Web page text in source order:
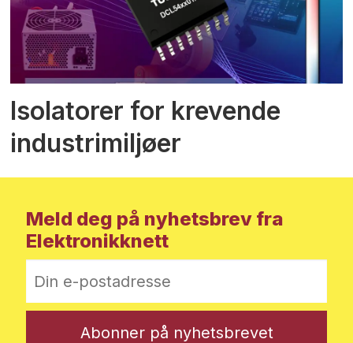
Isolatorer for krevende
industrimiljøer
Meld deg på nyhetsbrev fra
Elektronikknett